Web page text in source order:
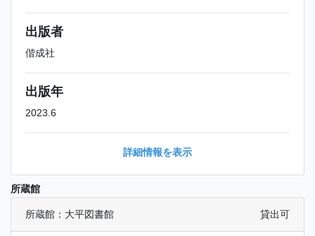
出版者
偕成社
出版年
2023.6
詳細情報を表示
所蔵館
所蔵館：大平図書館 貸出可